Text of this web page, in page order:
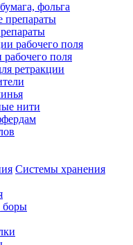
фольга
поля
ретракции
нити
Системы хранения
боры